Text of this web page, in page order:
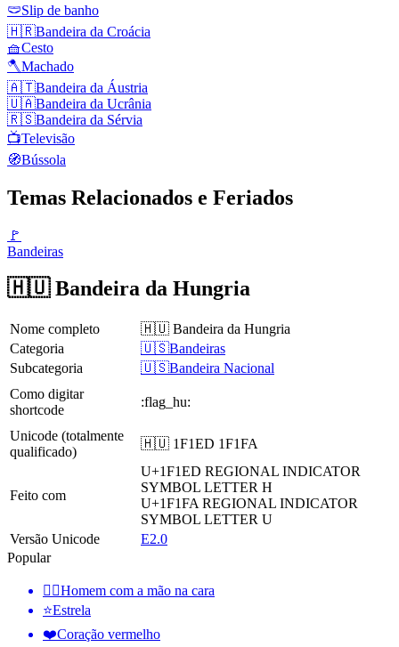
🩲Slip de banho
🇭🇷Bandeira da Croácia
🧺Cesto
🪓Machado
🇦🇹Bandeira da Áustria
🇺🇦Bandeira da Ucrânia
🇷🇸Bandeira da Sérvia
📺Televisão
🧭Bússola
Temas Relacionados e Feriados
🚩
Bandeiras
🇭🇺 Bandeira da Hungria
Nome completo
🇭🇺 Bandeira da Hungria
Categoria
🇺🇸Bandeiras
Subcategoria
🇺🇸Bandeira Nacional
Como digitar
shortcode
:flag_hu:
Unicode (totalmente
qualificado)
🇭🇺 1F1ED 1F1FA
Feito com
U+1F1ED REGIONAL INDICATOR
SYMBOL LETTER H
U+1F1FA REGIONAL INDICATOR
SYMBOL LETTER U
Versão Unicode
E2.0
Popular
🤦‍♂️Homem com a mão na cara
⭐Estrela
❤️Coração vermelho